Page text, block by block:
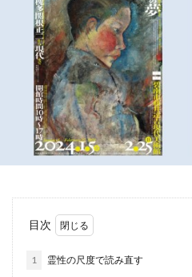
目次
1 霊性の尺度で読み直す